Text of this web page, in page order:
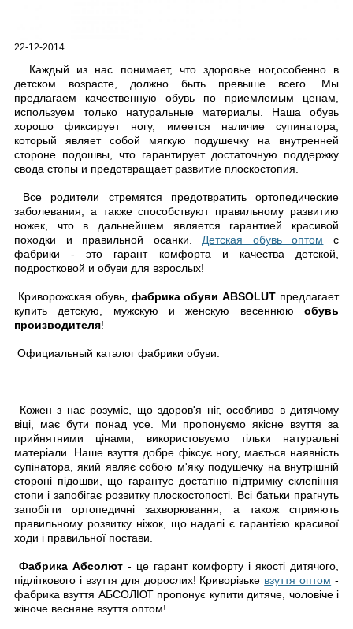
22-12-2014
Каждый из нас понимает, что здоровье ног,особенно в
детском возрасте, должно быть превыше всего. Мы
предлагаем качественную обувь по приемлемым ценам,
используем только натуральные материалы. Наша обувь
хорошо фиксирует ногу, имеется наличие супинатора,
который являет собой мягкую подушечку на внутренней
стороне подошвы, что гарантирует достаточную поддержку
свода стопы и предотвращает развитие плоскостопия.
Все родители стремятся предотвратить ортопедические
заболевания, а также способствуют правильному развитию
ножек, что в дальнейшем является гарантией красивой
походки и правильной осанки. Детская обувь оптом с
фабрики - это гарант комфорта и качества детской,
подростковой и обуви для взрослых!
Криворожская обувь, фабрика обуви ABSOLUT предлагает
купить детскую, мужскую и женскую весеннюю обувь
производителя!
Официальный каталог фабрики обуви.
Кожен з нас розуміє, що здоров'я ніг, особливо в дитячому
віці, має бути понад усе. Ми пропонуємо якісне взуття за
прийнятними цінами, використовуємо тільки натуральні
матеріали. Наше взуття добре фіксує ногу, мається наявність
супінатора, який являє собою м'яку подушечку на внутрішній
стороні підошви, що гарантує достатню підтримку склепіння
стопи і запобігає розвитку плоскостопості. Всі батьки прагнуть
запобігти ортопедичні захворювання, а також сприяють
правильному розвитку ніжок, що надалі є гарантією красивої
ходи і правильної постави.
Фабрика Абсолют - це гарант комфорту і якості дитячого,
підліткового і взуття для дорослих! Криворізьке взуття оптом -
фабрика взуття АБСОЛЮТ пропонує купити дитяче, чоловіче і
жіноче весняне взуття оптом!